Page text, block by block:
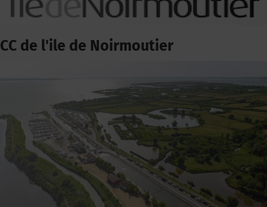
CC de l'ile de Noirmoutier